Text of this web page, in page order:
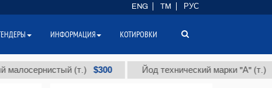
(т.) $300 Йод технический марки "А" (т.) $86 000
ENG TM РУС
ИНФОРМАЦИЯ КОТИРОВКИ